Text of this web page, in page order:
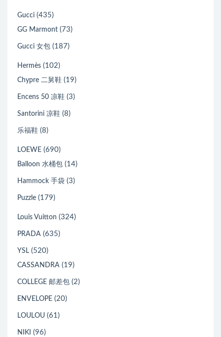
Gucci (435)
GG Marmont (73)
Gucci 女包 (187)
Hermès (102)
Chypre 二舅鞋 (19)
Encens 50 凉鞋 (3)
Santorini 凉鞋 (8)
乐福鞋 (8)
LOEWE (690)
Balloon 水桶包 (14)
Hammock 手袋 (3)
Puzzle (179)
Louis Vuitton (324)
PRADA (635)
YSL (520)
CASSANDRA (19)
COLLEGE 邮差包 (2)
ENVELOPE (20)
LOULOU (61)
NIKI (96)